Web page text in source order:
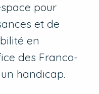
pour
et de
en
des Franco-
handicap.